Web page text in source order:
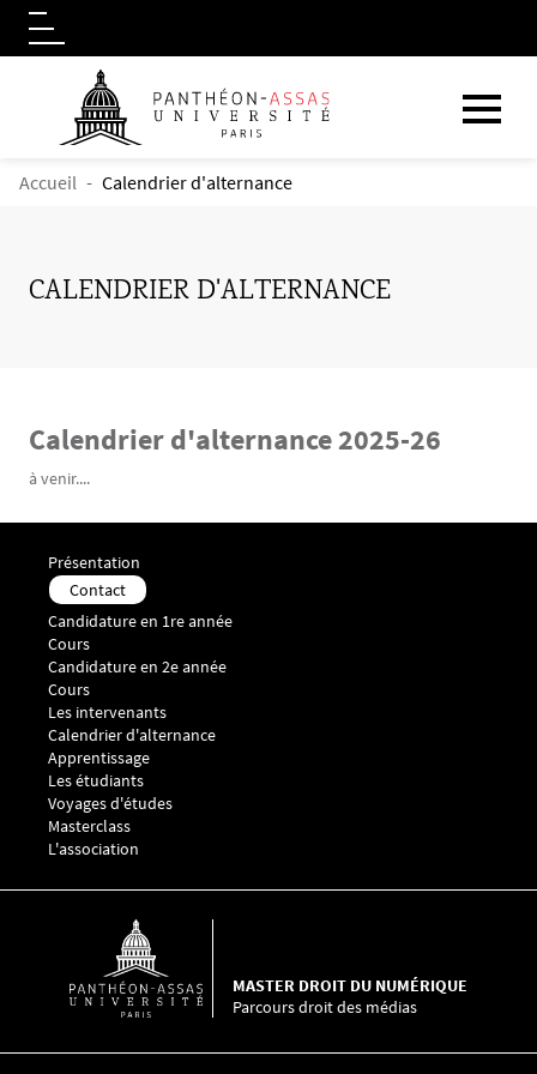
Aller au contenu principal
Logo
FIL D'ARIANE
Accueil Calendrier d'alternance
CALENDRIER D'ALTERNANCE
Contenu
Texte
Calendrier d'alternance 2025-26
à venir....
Menu Footer Master droit des médias 1
Présentation
Contact
Menu Footer Master droit des médias 2
Candidature en 1re année
Cours
Menu Footer Master droit des médias 3
Candidature en 2e année
Cours
Les intervenants
Calendrier d'alternance
Menu Footer Master droit des médias 4
Apprentissage
Menu Footer Master droit des médias 5
Les étudiants
Voyages d'études
Masterclass
L'association
Parcours droit des médias
MASTER DROIT DU NUMÉRIQUE